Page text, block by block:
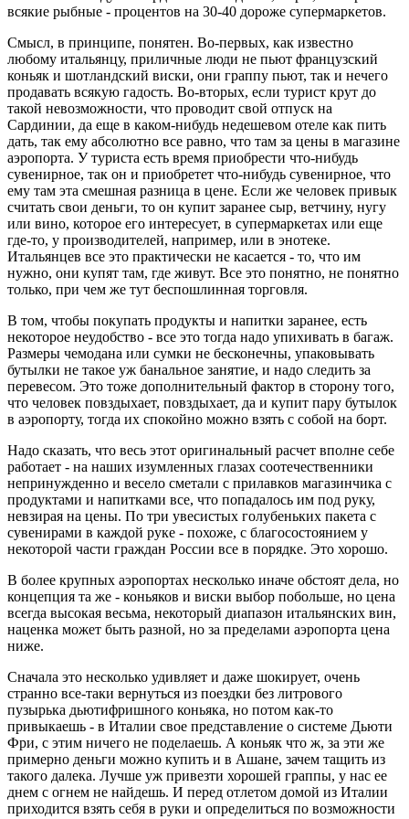
всякие рыбные - процентов на 30-40 дороже супермаркетов.
Смысл, в принципе, понятен. Во-первых, как известно
любому итальянцу, приличные люди не пьют французский
коньяк и шотландский виски, они граппу пьют, так и нечего
продавать всякую гадость. Во-вторых, если турист крут до
такой невозможности, что проводит свой отпуск на
Сардинии, да еще в каком-нибудь недешевом отеле как пить
дать, так ему абсолютно все равно, что там за цены в магазине
аэропорта. У туриста есть время приобрести что-нибудь
сувенирное, так он и приобретет что-нибудь сувенирное, что
ему там эта смешная разница в цене. Если же человек привык
считать свои деньги, то он купит заранее сыр, ветчину, нугу
или вино, которое его интересует, в супермаркетах или еще
где-то, у производителей, например, или в энотеке.
Итальянцев все это практически не касается - то, что им
нужно, они купят там, где живут. Все это понятно, не понятно
только, при чем же тут беспошлинная торговля.
В том, чтобы покупать продукты и напитки заранее, есть
некоторое неудобство - все это тогда надо упихивать в багаж.
Размеры чемодана или сумки не бесконечны, упаковывать
бутылки не такое уж банальное занятие, и надо следить за
перевесом. Это тоже дополнительный фактор в сторону того,
что человек повздыхает, повздыхает, да и купит пару бутылок
в аэропорту, тогда их спокойно можно взять с собой на борт.
Надо сказать, что весь этот оригинальный расчет вполне себе
работает - на наших изумленных глазах соотечественники
непринужденно и весело сметали с прилавков магазинчика с
продуктами и напитками все, что попадалось им под руку,
невзирая на цены. По три увесистых голубеньких пакета с
сувенирами в каждой руке - похоже, с благосостоянием у
некоторой части граждан России все в порядке. Это хорошо.
В более крупных аэропортах несколько иначе обстоят дела, но
концепция та же - коньяков и виски выбор побольше, но цена
всегда высокая весьма, некоторый диапазон итальянских вин,
наценка может быть разной, но за пределами аэропорта цена
ниже.
Сначала это несколько удивляет и даже шокирует, очень
странно все-таки вернуться из поездки без литрового
пузырька дьютифришного коньяка, но потом как-то
привыкаешь - в Италии свое представление о системе Дьюти
Фри, с этим ничего не поделаешь. А коньяк что ж, за эти же
примерно деньги можно купить и в Ашане, зачем тащить из
такого далека. Лучше уж привезти хорошей граппы, у нас ее
днем с огнем не найдешь. И перед отлетом домой из Италии
приходится взять себя в руки и определиться по возможности